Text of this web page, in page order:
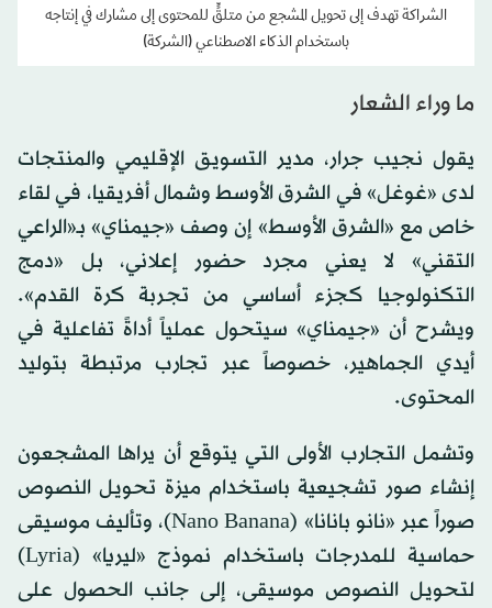
الشراكة تهدف إلى تحويل المشجع من متلقٍّ للمحتوى إلى مشارك في إنتاجه
باستخدام الذكاء الاصطناعي (الشركة)
ما وراء الشعار
يقول نجيب جرار، مدير التسويق الإقليمي والمنتجات
لدى «غوغل» في الشرق الأوسط وشمال أفريقيا، في لقاء
خاص مع «الشرق الأوسط» إن وصف «جيمناي» بـ«الراعي
التقني» لا يعني مجرد حضور إعلاني، بل «دمج
التكنولوجيا كجزء أساسي من تجربة كرة القدم».
ويشرح أن «جيمناي» سيتحول عملياً أداةً تفاعلية في
أيدي الجماهير، خصوصاً عبر تجارب مرتبطة بتوليد
المحتوى.
وتشمل التجارب الأولى التي يتوقع أن يراها المشجعون
إنشاء صور تشجيعية باستخدام ميزة تحويل النصوص
صوراً عبر «نانو بانانا» (Nano Banana)، وتأليف موسيقى
حماسية للمدرجات باستخدام نموذج «ليريا» (Lyria)
لتحويل النصوص موسيقى، إلى جانب الحصول على